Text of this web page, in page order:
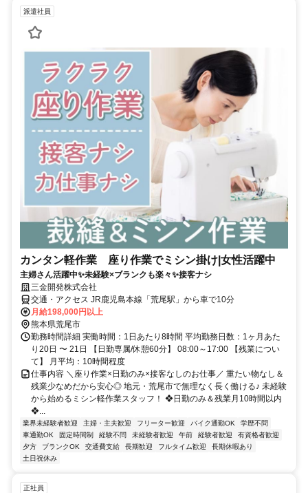
派遣社員
カンタン軽作業 座り作業でミシン掛け|女性活躍中
主婦さん活躍中✨未経験×ブランクも楽々✨接客ナシ
三金開発株式会社
交通・アクセス JR鹿児島本線「荒尾駅」から車で10分
月給198,000円以上
熊本県荒尾市
勤務時間詳細 実働時間：1日あたり8時間 平均勤務日数：1ヶ月あた
り20日 〜 21日 【日勤専属/休憩60分】 08:00～17:00 【残業につい
て】 月平均：10時間程度
仕事内容 ＼座り作業×日勤のみ×接客なしのお仕事／ 重たい物なし＆
残業少なめだから安心◎ 地元・荒尾市で無理なく長く働ける♪ 未経験
から始めるミシン軽作業スタッフ！ ❖日勤のみ＆残業月10時間以内
❖...
業界未経験者歓迎 主婦・主夫歓迎 フリーター歓迎 バイク通勤OK
学歴不問
車通勤OK
固定時間制 経験不問 未経験者歓迎 午前 経験者歓迎
有資格者歓迎
夕方
ブランクOK 交通費支給 長期歓迎 フルタイム歓迎
長期休暇あり
土日祝休み
正社員